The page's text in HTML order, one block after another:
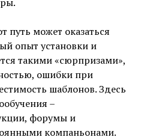
путь может оказаться
опыт установки и
такими «сюрпризами»,
ошибки при
шаблонов. Здесь
–
форумы и
компаньонами.